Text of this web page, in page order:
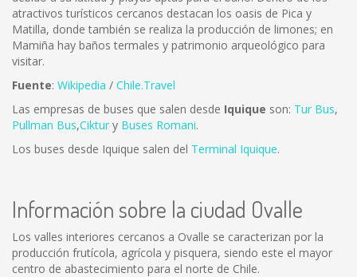
atractivos turísticos cercanos destacan los oasis de Pica y
Matilla, donde también se realiza la producción de limones; en
Mamiña hay baños termales y patrimonio arqueológico para
visitar.
Fuente: Wikipedia / Chile.Travel
Las empresas de buses que salen desde Iquique son: Tur Bus,
Pullman Bus,Ciktur y Buses Romani.
Los buses desde Iquique salen del Terminal Iquique.
Información sobre la ciudad Ovalle
Los valles interiores cercanos a Ovalle se caracterizan por la
producción frutícola, agrícola y pisquera, siendo este el mayor
centro de abastecimiento para el norte de Chile.